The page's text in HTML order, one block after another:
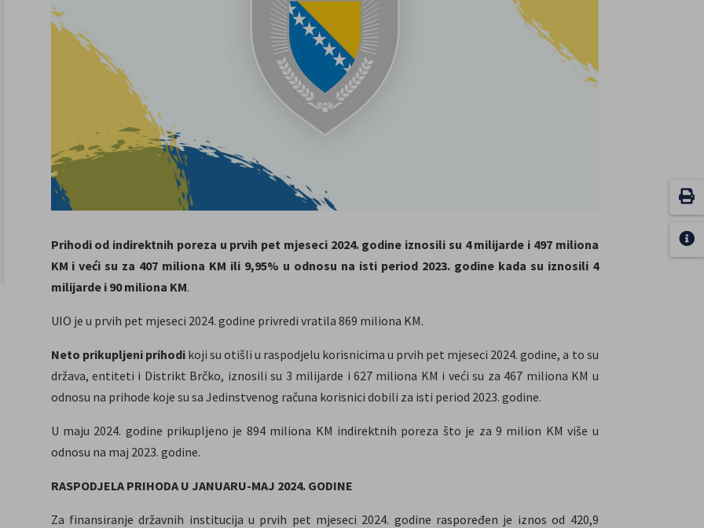
Prihodi od indirektnih poreza u prvih pet mjeseci 2024. godine iznosili su 4 milijarde i 497 miliona
KM i veći su za 407 miliona KM ili 9,95% u odnosu na isti period 2023. godine kada su iznosili 4
milijarde i 90 miliona KM.
UIO je u prvih pet mjeseci 2024. godine privredi vratila 869 miliona KM.
Neto prikupljeni prihodikoji su otišli u raspodjelu korisnicima u prvih pet mjeseci 2024. godine, a to su
država, entiteti i Distrikt Brčko, iznosili su 3 milijarde i 627 miliona KM i veći su za 467 miliona KM u
odnosu na prihode koje su sa Jedinstvenog računa korisnici dobili za isti period 2023. godine.
U maju 2024. godine prikupljeno je 894 miliona KM indirektnih poreza što je za 9 milion KM više u
odnosu na maj 2023. godine.
RASPODJELA PRIHODA U JANUARU-MAJ 2024. GODINE
Za finansiranje državnih institucija u prvih pet mjeseci 2024. godine raspoređen je iznos od 420,9